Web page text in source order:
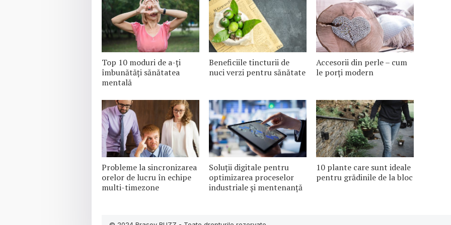
Top 10 moduri de a-ți
îmbunătăți sănătatea
mentală
Beneficiile tincturii de
nuci verzi pentru sănătate
Accesorii din perle – cum
le porți modern
Probleme la sincronizarea
orelor de lucru în echipe
multi-timezone
Soluții digitale pentru
optimizarea proceselor
industriale și mentenanță
10 plante care sunt ideale
pentru grădinile de la bloc